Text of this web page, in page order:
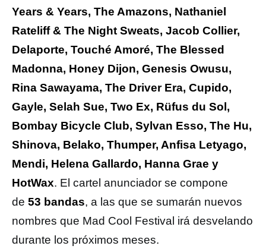
Years & Years, The Amazons, Nathaniel
Rateliff & The Night Sweats, Jacob Collier,
Delaporte, Touché Amoré, The Blessed
Madonna, Honey Dijon, Genesis Owusu,
Rina Sawayama, The Driver Era, Cupido,
Gayle, Selah Sue, Two Ex, Rüfus du Sol,
Bombay Bicycle Club, Sylvan Esso, The Hu,
Shinova, Belako, Thumper, Anfisa Letyago,
Mendi, Helena Gallardo, Hanna Grae y
HotWax. El cartel anunciador se compone
de 53 bandas, a las que se sumarán nuevos
nombres que Mad Cool Festival irá desvelando
durante los próximos meses.